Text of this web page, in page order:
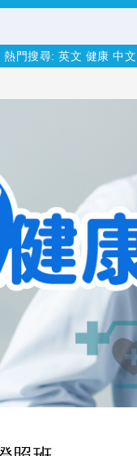
熱門搜尋: 英文 健康 中文